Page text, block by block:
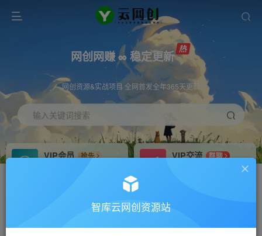
网创网赚 ∞ 稳定更新
网创资源&实战项目 全网首发全年365天更新
输入关键词搜索
VIP会员
抢先
VIP交流
群聊
研究探讨更多创业项目路子。
会员专属推广链接智库云网创资源站